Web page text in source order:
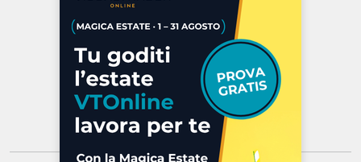
Chi siamo
Commenti e segnalazioni
Contattaci